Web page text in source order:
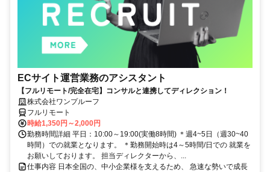
ECサイト運営業務のアシスタント
【フルリモート/完全在宅】コンサルと連携してディレクション！
株式会社ワンプルーフ
フルリモート
時給1,350円～2,000円
勤務時間詳細 平日：10:00～19:00(実働8時間) ＊週4~5日（週30~40
時間）での就業となります。 ＊勤務開始時は4～5時間/日での 就業を
お願いしております。 担当ディレクターから、...
仕事内容 日本全国の、中小企業様を支えるため、 急速な勢いで成長